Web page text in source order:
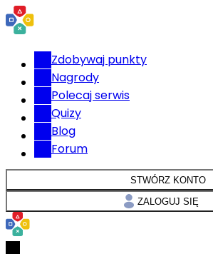
Zdobywaj punkty
Nagrody
Polecaj serwis
Quizy
Blog
Forum
STWÓRZ KONTO
ZALOGUJ SIĘ